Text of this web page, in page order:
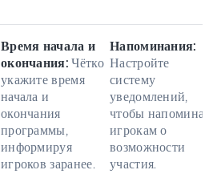
Время начала и
окончания:Чётко
укажите время
начала и
окончания
программы,
информируя
игроков заранее.
Напоминания:
Настройте
систему
уведомлений,
чтобы
игрокам о
возможности
участия.